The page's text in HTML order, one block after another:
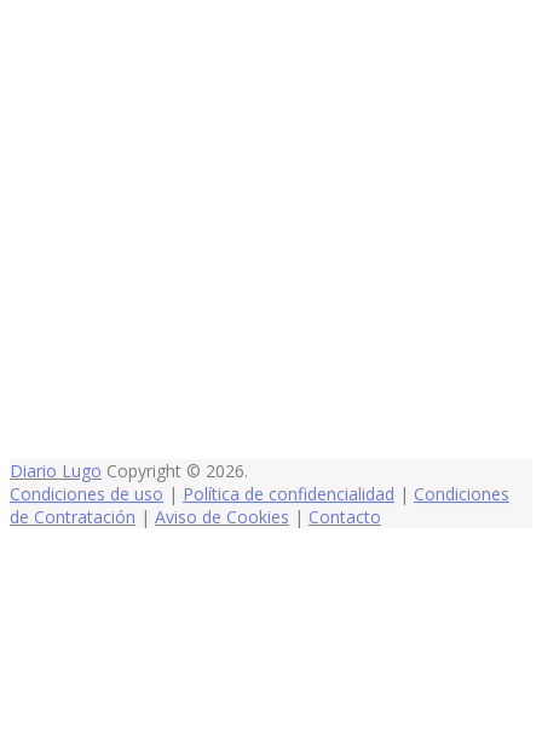
Diario Lugo Copyright © 2026.
Condiciones de uso | Política de confidencialidad | Condiciones
de Contratación | Aviso de Cookies | Contacto